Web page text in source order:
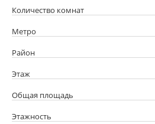
Количество комнат
Метро
Район
Этаж
Общая площадь
Этажность